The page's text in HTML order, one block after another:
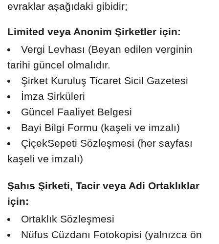
evraklar aşağıdaki gibidir;
Limited veya Anonim Şirketler için:
Vergi Levhası (Beyan edilen verginin
tarihi güncel olmalıdır.
Şirket Kuruluş Ticaret Sicil Gazetesi
İmza Sirküleri
Güncel Faaliyet Belgesi
Bayi Bilgi Formu (kaşeli ve imzalı)
ÇiçekSepeti Sözleşmesi (her sayfası
kaşeli ve imzalı)
Şahıs Şirketi, Tacir veya Adi Ortaklıklar
için:
Ortaklık Sözleşmesi
Nüfus Cüzdanı Fotokopisi (yalnızca ön